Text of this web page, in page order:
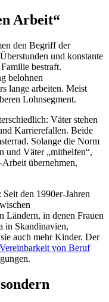
Arbeit“
den Begriff der
und konstante
bestraft.
belohnen
lange arbeiten. Meist
Lohnsegment.
Väter stehen
Karrierefallen. Beide
Solange die Norm
und Väter „mithelfen“,
übernehmen,
den 1990er-Jahren
Ländern, in denen Frauen
in Skandinavien,
auch mehr Kinder. Der
Vereinbarkeit von Beruf